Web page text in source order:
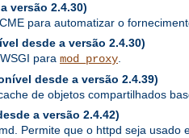
versão 2.4.30)
para automatizar o
desde a versão 2.4.30)
para mod_proxy
desde a versão 2.4.39)
de objetos compartilhados
a versão 2.4.42)
Permite que o httpd seja usado